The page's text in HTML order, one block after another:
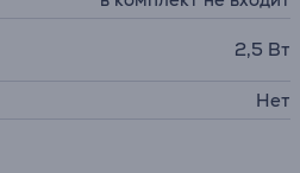
2,5 Вт
Нет